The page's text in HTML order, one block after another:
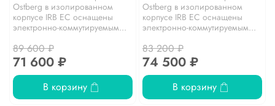
Ostberg в изолированном
корпусе IRB EC оснащены
электронно-коммутируемым...
89 600 ₽
71 600 ₽
В корзину
Ostberg в изолированном
корпусе IRB EC оснащены
электронно-коммутируемым...
83 200 ₽
74 500 ₽
В корзину